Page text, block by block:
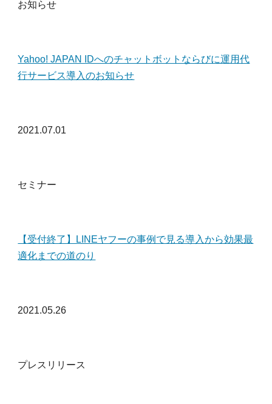
お知らせ
Yahoo! JAPAN IDへのチャットボットならびに運用代
行サービス導入のお知らせ
2021.07.01
セミナー
【受付終了】LINEヤフーの事例で見る導入から効果最
適化までの道のり
2021.05.26
プレスリリース